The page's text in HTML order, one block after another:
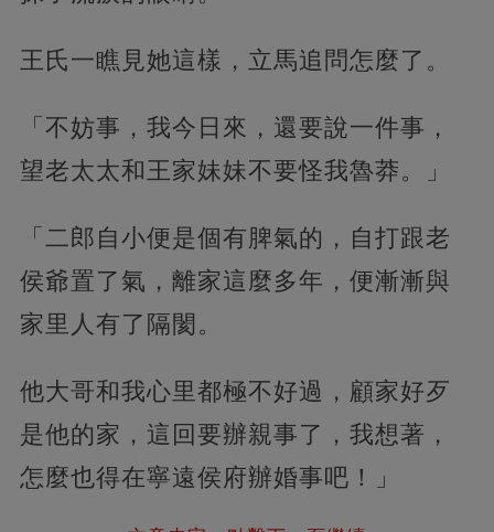
王氏一瞧見她這樣，立馬追問怎麼了。
「不妨事，我今日來，還要說一件事，
望老太太和王家妹妹不要怪我魯莽。」
「二郎自小便是個有脾氣的，自打跟老
侯爺置了氣，離家這麼多年，便漸漸與
家里人有了隔閡。
他大哥和我心里都極不好過，顧家好歹
是他的家，這回要辦親事了，我想著，
怎麼也得在寧遠侯府辦婚事吧！」